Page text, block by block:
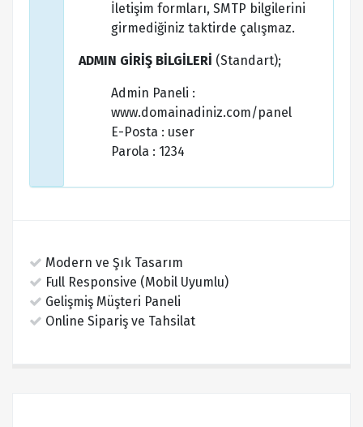
İletişim formları, SMTP bilgilerini
girmediğiniz taktirde çalışmaz.
ADMIN GİRİŞ BİLGİLERİ (Standart);
Admin Paneli :
www.domainadiniz.com/panel
E-Posta : user
Parola : 1234
Modern ve Şık Tasarım
Full Responsive (Mobil Uyumlu)
Gelişmiş Müşteri Paneli
Online Sipariş ve Tahsilat